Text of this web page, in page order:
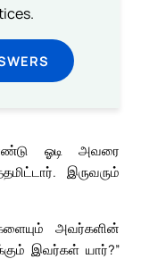
ஓடி அவரை
இருவரும்
அவர்களின்
இவர்கள் யார்?”